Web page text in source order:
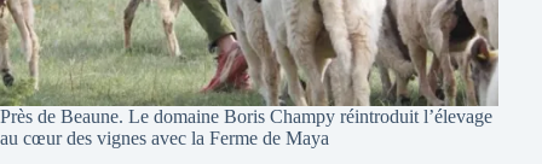
Près de Beaune. Le domaine Boris Champy réintroduit l’élevage
au cœur des vignes avec la Ferme de Maya